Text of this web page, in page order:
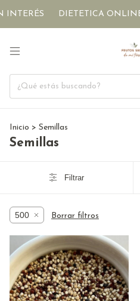
INTERÉS DIETETICA ONLINE
Inicio > Semillas
Semillas
Filtrar
500 Borrar filtros